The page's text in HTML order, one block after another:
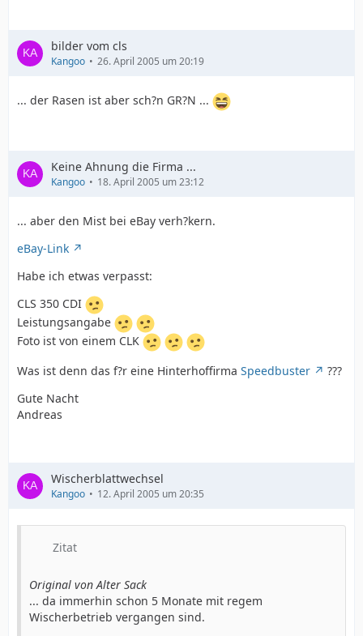
bilder vom cls
Kangoo 26. April 2005 um 20:19
... der Rasen ist aber sch?n GR?N ...
Keine Ahnung die Firma ...
Kangoo 18. April 2005 um 23:12
... aber den Mist bei eBay verh?kern.
eBay-Link
Habe ich etwas verpasst:
CLS 350 CDI
Leistungsangabe
Foto ist von einem CLK
Was ist denn das f?r eine Hinterhoffirma Speedbuster
???
Gute Nacht
Andreas
Wischerblattwechsel
Kangoo 12. April 2005 um 20:35
Zitat
Original von Alter Sack
... da immerhin schon 5 Monate mit regem
Wischerbetrieb vergangen sind.